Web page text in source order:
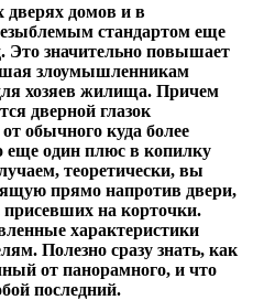
дверях домов и в
стандартом еще
Это значительно повышает
злоумышленникам
хозяев жилища. Причем
дверной глазок
обычного куда более
еще один плюс в копилку
теоретически, вы
прямо напротив двери,
на корточки.
характеристики
Полезно сразу знать, как
от панорамного, и что
последний.